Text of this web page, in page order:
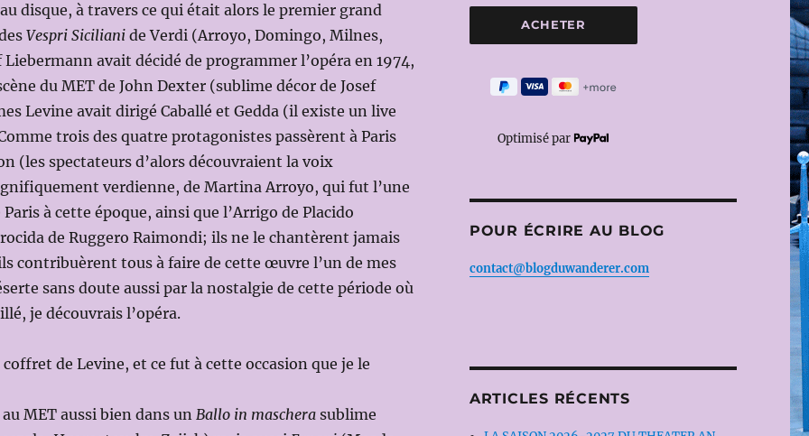
disque, à travers ce qui était alors le premier grand
Vespri Sicilianide Verdi (Arroyo, Domingo, Milnes,
avait décidé de programmer l’opéra en 1974,
du MET de John Dexter (sublime décor de Josef
Levine avait dirigé Caballé et Gedda (il existe un live
trois des quatre protagonistes passèrent à Paris
(les spectateurs d’alors découvraient la voix
verdienne, de Martina Arroyo, qui fut l’une
à cette époque, ainsi que l’Arrigo de Placido
de Ruggero Raimondi; ils ne le chantèrent jamais
contribuèrent tous à faire de cette œuvre l’un de mes
sans doute aussi par la nostalgie de cette période où
je découvrais l’opéra.
coffret de Levine, et ce fut à cette occasion que je le
MET aussi bien dans un Ballo in mascherasublime
Optimisé par
POUR ÉCRIRE AU BLOG
contact@blogduwanderer.com
ARTICLES RÉCENTS